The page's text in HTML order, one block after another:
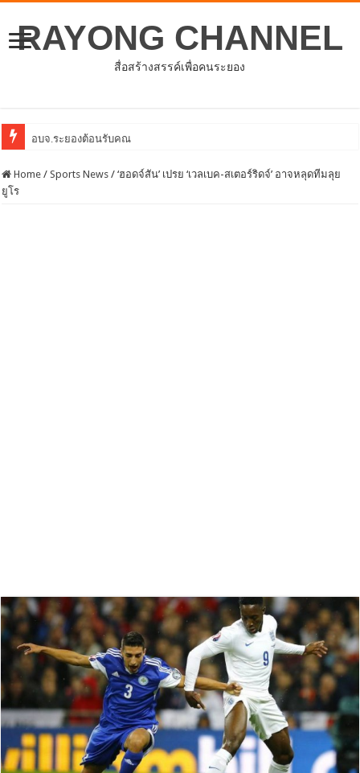
RAYONG CHANNEL
สื่อสร้างสรรค์เพื่อคนระยอง
อบจ.ระยองต้อนรับคณะจากตัวแทนศูนย์ธุรกิจจีน – อาเซีย
Home / Sports News / ‘ฮอดจ์สัน’ เปรย ‘เวลเบค-สเตอร์ริดจ์’ อาจหลุดทีมลุย
ยูโร